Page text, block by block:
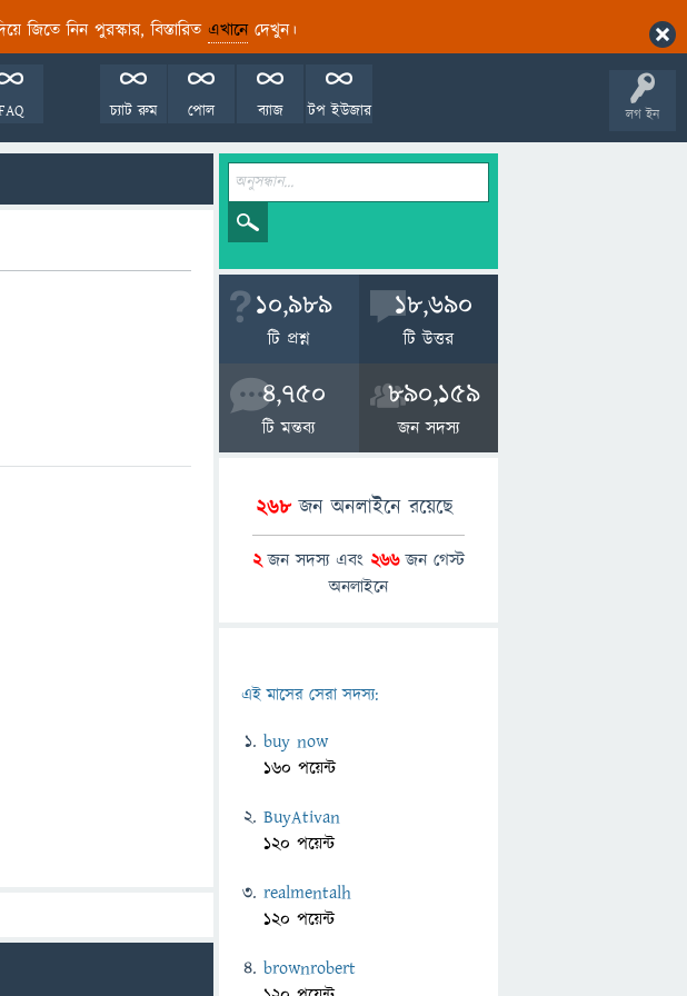
জিতে নিন পুরস্কার, বিস্তারিত এখানেদেখুন।
লগ ইন
টপ ইউজার
ব্যাজ
পোল
চ্যাট রুম
10,989
টি প্রশ্ন
18,690
টি উত্তর
4,750
টি মন্তব্য
890,159
জন সদস্য
268জন অনলাইনে রয়েছে
2জন সদস্য এবং 266জন গেস্ট
অনলাইনে
এই মাসের সেরা সদস্য:
buy now
160 পয়েন্ট
BuyAtivan
120 পয়েন্ট
realmentalh
120 পয়েন্ট
brownrobert